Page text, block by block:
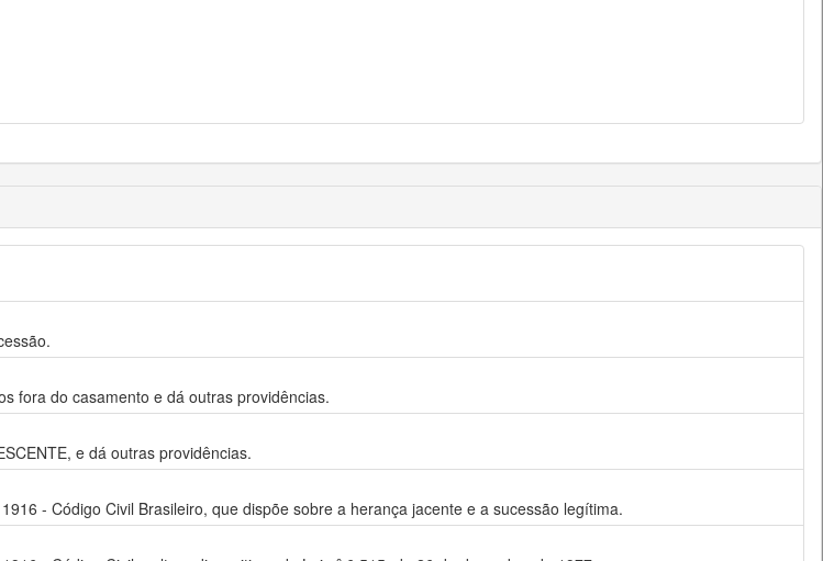
fora do casamento e dá outras providências.
e dá outras providências.
- Código Civil Brasileiro, que dispõe sobre a herança jacente e a sucessão legítima.